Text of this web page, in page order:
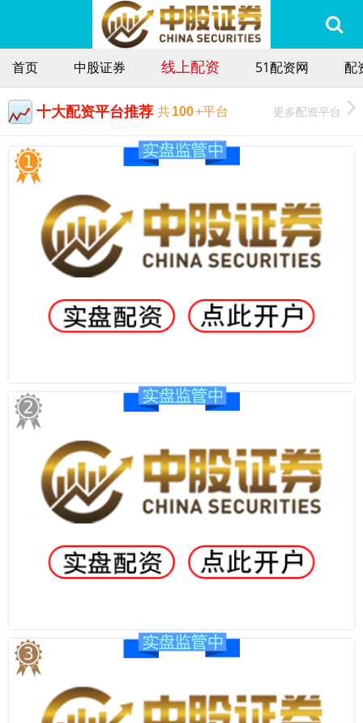
首页 中股证券 线上配资 51配资网 配
十大配资平台推荐 共100+平台 更多配资平台